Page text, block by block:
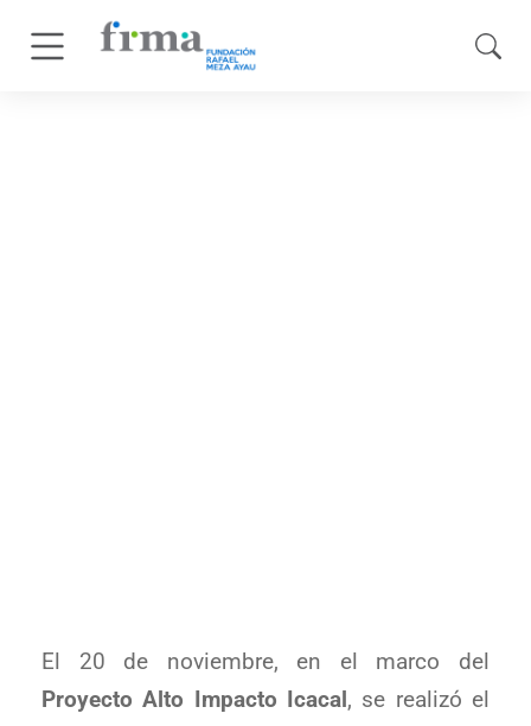
El 20 de noviembre, en el marco del
Proyecto Alto Impacto Icacal, se realizó el